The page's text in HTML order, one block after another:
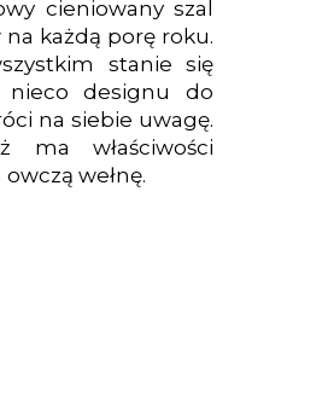
cieniowany szal
każdą porę roku.
stanie się
nieco designu do
na siebie uwagę.
właściwości
wełnę.